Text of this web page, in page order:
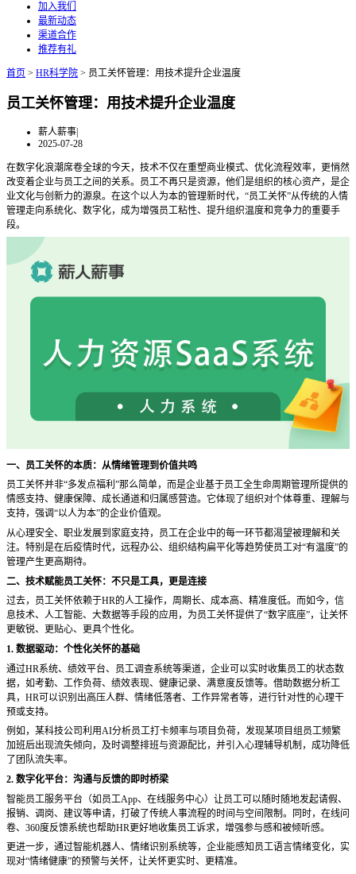
加入我们
最新动态
渠道合作
推荐有礼
首页 > HR科学院 > 员工关怀管理：用技术提升企业温度
员工关怀管理：用技术提升企业温度
薪人薪事|
2025-07-28
在数字化浪潮席卷全球的今天，技术不仅在重塑商业模式、优化流程效率，更悄然
改变着企业与员工之间的关系。员工不再只是资源，他们是组织的核心资产，是企
业文化与创新力的源泉。在这个以人为本的管理新时代， “员工关怀”从传统的人情
管理走向系统化、数字化，成为增强员工粘性、提升组织温度和竞争力的重要手
段。
一、员工关怀的本质：从情绪管理到价值共鸣
员工关怀并非“多发点福利”那么简单，而是企业基于员工全生命周期管理所提供的
情感支持、健康保障、成长通道和归属感营造。它体现了组织对个体尊重、理解与
支持，强调“以人为本”的企业价值观。
从心理安全、职业发展到家庭支持，员工在企业中的每一环节都渴望被理解和关
注。特别是在后疫情时代，远程办公、组织结构扁平化等趋势使员工对“有温度”的
管理产生更高期待。
二、技术赋能员工关怀：不只是工具，更是连接
过去，员工关怀依赖于HR的人工操作，周期长、成本高、精准度低。而如今，信
息技术、人工智能、大数据等手段的应用，为员工关怀提供了“数字底座”，让关怀
更敏锐、更贴心、更具个性化。
1. 数据驱动：个性化关怀的基础
通过HR系统、绩效平台、员工调查系统等渠道，企业可以实时收集员工的状态数
据，如考勤、工作负荷、绩效表现、健康记录、满意度反馈等。借助数据分析工
具，HR可以识别出高压人群、情绪低落者、工作异常者等，进行针对性的心理干
预或支持。
例如，某科技公司利用AI分析员工打卡频率与项目负荷，发现某项目组员工频繁
加班后出现流失倾向，及时调整排班与资源配比，并引入心理辅导机制，成功降低
了团队流失率。
2. 数字化平台：沟通与反馈的即时桥梁
智能员工服务平台（如员工App、在线服务中心）让员工可以随时随地发起请假、
报销、调岗、建议等申请，打破了传统人事流程的时间与空间限制。同时，在线问
卷、360度反馈系统也帮助HR更好地收集员工诉求，增强参与感和被倾听感。
更进一步，通过智能机器人、情绪识别系统等，企业能感知员工语言情绪变化，实
现对“情绪健康”的预警与关怀，让关怀更实时、更精准。